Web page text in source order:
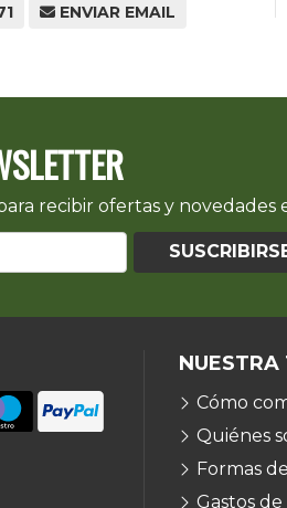
ENVIAR EMAIL
recibir ofertas y novedades
Cómo
Quiénes
Formas
Gastos